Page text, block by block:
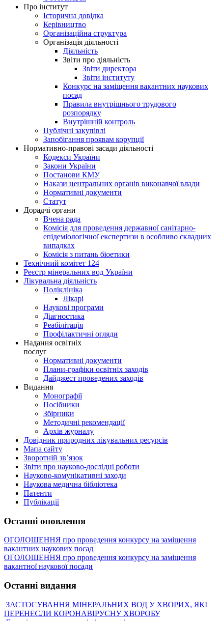
Про інститут
Історична довідка
Керівництво
Організаційна структура
Організація діяльності
Діяльність
Звіти про діяльність
Звіти директора
Звіти інституту
Конкурс на заміщення вакантних наукових
посад
Правила внутрішнього трудового
розпорядку
Внутрішній контроль
Публічні закупівлі
Запобігання проявам корупції
Нормативно-правові засади діяльності
Кодекси України
Закони України
Постанови КМУ
Накази центральних органів виконавчої влади
Нормативні документи
Статут
Дорадчі органи
Вчена рада
Комісія для проведення державної санітарно-
епідеміологічної експертизи в особливо складних
випадках
Комісія з питань біоетики
Технічний комітет 124
Реєстр мінеральних вод України
Лікувальна діяльність
Поліклініка
Лікарі
Наукові програми
Діагностика
Реабілітація
Профілактичні огляди
Надання освітніх
послуг
Нормативні документи
Плани-графіки освітніх заходів
Дайджест проведених заходів
Видання
Монографії
Посібники
Збірники
Методичні рекомендації
Архів журналу
Довідник природних лікувальних ресурсів
Мапа сайту
Зворотній зв’язок
Звіти про науково-дослідні роботи
Науково-комунікативні заходи
Наукова медична бібліотека
Патенти
Публікації
Останні оновлення
ОГОЛОШЕННЯ про проведення конкурсу на заміщення
вакантних наукових посад
ОГОЛОШЕННЯ про проведення конкурсу на заміщення
вакантної наукової посади
Останні видання
ЗАСТОСУВАННЯ МІНЕРАЛЬНИХ ВОД У ХВОРИХ, ЯКІ
ПЕРЕНЕСЛИ КОРОНАВІРУСНУ ХВОРОБУ